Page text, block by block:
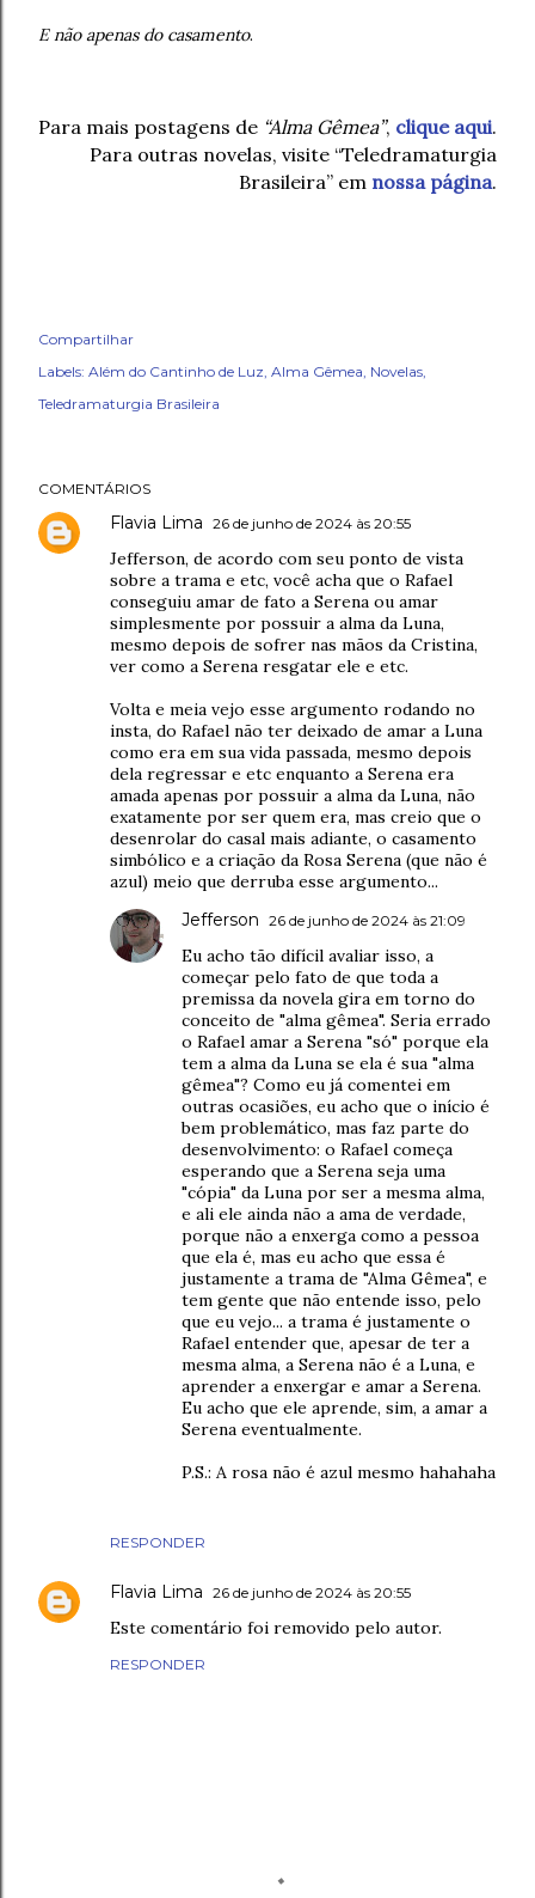
E não apenas do casamento.
Para mais postagens de “Alma Gêmea”, clique aqui.
Para outras novelas, visite “Teledramaturgia
Brasileira” em nossa página.
Compartilhar
Labels: Além do Cantinho de Luz Alma Gêmea Novelas
Teledramaturgia Brasileira
COMENTÁRIOS
Flavia Lima 26 de junho de 2024 às 20:55
Jefferson, de acordo com seu ponto de vista
sobre a trama e etc, você acha que o Rafael
conseguiu amar de fato a Serena ou amar
simplesmente por possuir a alma da Luna,
mesmo depois de sofrer nas mãos da Cristina,
ver como a Serena resgatar ele e etc.
Volta e meia vejo esse argumento rodando no
insta, do Rafael não ter deixado de amar a Luna
como era em sua vida passada, mesmo depois
dela regressar e etc enquanto a Serena era
amada apenas por possuir a alma da Luna, não
exatamente por ser quem era, mas creio que o
desenrolar do casal mais adiante, o casamento
simbólico e a criação da Rosa Serena (que não é
azul) meio que derruba esse argumento...
RESPONDER
Jefferson 26 de junho de 2024 às 21:09
Eu acho tão difícil avaliar isso, a
começar pelo fato de que toda a
premissa da novela gira em torno do
conceito de "alma gêmea". Seria errado
o Rafael amar a Serena "só" porque ela
tem a alma da Luna se ela é sua "alma
gêmea"? Como eu já comentei em
outras ocasiões, eu acho que o início é
bem problemático, mas faz parte do
desenvolvimento: o Rafael começa
esperando que a Serena seja uma
"cópia" da Luna por ser a mesma alma,
e ali ele ainda não a ama de verdade,
porque não a enxerga como a pessoa
que ela é, mas eu acho que essa é
justamente a trama de "Alma Gêmea", e
tem gente que não entende isso, pelo
que eu vejo... a trama é justamente o
Rafael entender que, apesar de ter a
mesma alma, a Serena não é a Luna, e
aprender a enxergar e amar a Serena.
Eu acho que ele aprende, sim, a amar a
Serena eventualmente.
P.S.: A rosa não é azul mesmo hahahaha
Flavia Lima 26 de junho de 2024 às 20:55
Este comentário foi removido pelo autor.
RESPONDER